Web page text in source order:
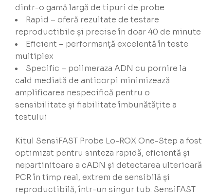
dintr-o gamă largă de tipuri de probe
Rapid – oferă rezultate de testare
reproductibile și precise în doar 40 de minute
Eficient – performanță excelentă în teste
multiplex
Specific – polimeraza ADN cu pornire la
cald mediată de anticorpi minimizează
amplificarea nespecifică pentru o
sensibilitate și fiabilitate îmbunătățite a
testului
Kitul SensiFAST Probe Lo-ROX One-Step a fost
optimizat pentru sinteza rapidă, eficientă și
nepartinitoare a cADN și detectarea ulterioară
PCR în timp real, extrem de sensibilă și
reproductibilă, într-un singur tub. SensiFAST